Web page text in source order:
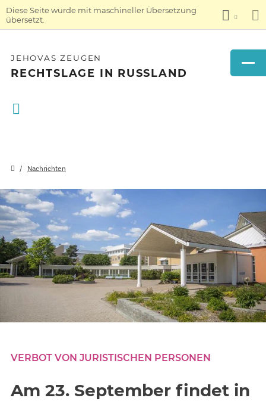
Diese Seite wurde mit maschineller Übersetzung
übersetzt.
JEHOVAS ZEUGEN
RECHTSLAGE IN RUSSLAND
Nachrichten
VERBOT VON JURISTISCHEN PERSONEN
Am 23. September findet in